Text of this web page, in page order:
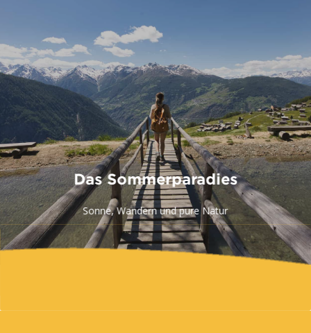
Aktivitäten locken im Sommer die Feriengäste jeder
Altersgruppe nach Draussen.